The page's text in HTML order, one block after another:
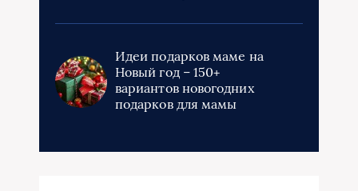
Идеи подарков маме на
Новый год – 150+
вариантов новогодних
подарков для мамы